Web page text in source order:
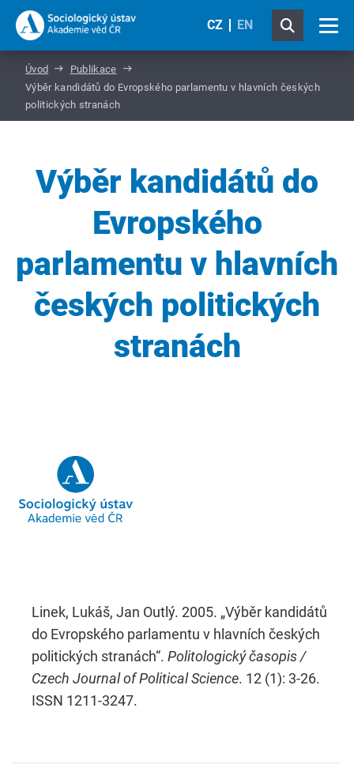
CZ EN
Úvod
Publikace
Výběr kandidátů do Evropského parlamentu v hlavních českých
politických stranách
Výběr kandidátů do
Evropského
parlamentu v hlavních
českých politických
stranách
Linek, Lukáš, Jan Outlý. 2005. „Výběr kandidátů
do Evropského parlamentu v hlavních českých
politických stranách“. Politologický časopis /
Czech Journal of Political Science. 12 (1): 3-26.
ISSN 1211-3247.